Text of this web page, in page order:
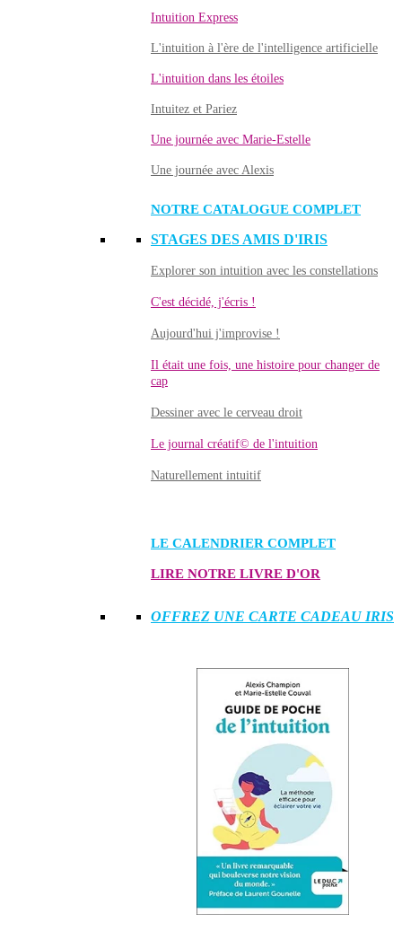
Intuition Express
L'intuition à l'ère de l'intelligence artificielle
L'intuition dans les étoiles
Intuitez et Pariez
Une journée avec Marie-Estelle
Une journée avec Alexis
NOTRE CATALOGUE COMPLET
STAGES DES AMIS D'IRIS
Explorer son intuition avec les constellations
C'est décidé, j'écris !
Aujourd'hui j'improvise !
Il était une fois, une histoire pour changer de
cap
Dessiner avec le cerveau droit
Le journal créatif© de l'intuition
Naturellement intuitif
LE CALENDRIER COMPLET
LIRE NOTRE LIVRE D'OR
OFFREZ UNE CARTE CADEAU IRIS